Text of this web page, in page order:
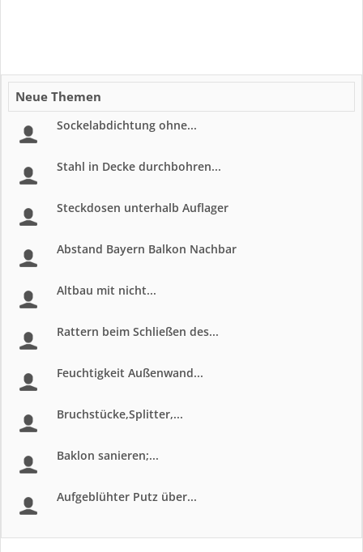
Neue Themen
Sockelabdichtung ohne...
Stahl in Decke durchbohren...
Steckdosen unterhalb Auflager
Abstand Bayern Balkon Nachbar
Altbau mit nicht...
Rattern beim Schließen des...
Feuchtigkeit Außenwand...
Bruchstücke,Splitter,...
Baklon sanieren;...
Aufgeblühter Putz über...